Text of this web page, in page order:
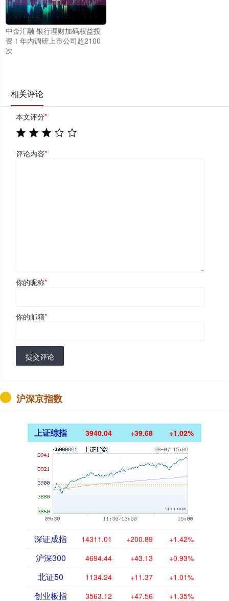
中金汇融 银行理财加码权益投
资！年内调研上市公司超2100
次
相关评论
本文评分*
评论内容*
你的昵称*
你的邮箱*
提交评论
沪深京指数
上证综指 3940.04 +39.68 +1.02%
深证成指 14311.01 +200.89 +1.42%
沪深300 4694.44 +43.13 +0.93%
北证50 1134.24 +11.37 +1.01%
创业板指 3563.12 +47.56 +1.35%